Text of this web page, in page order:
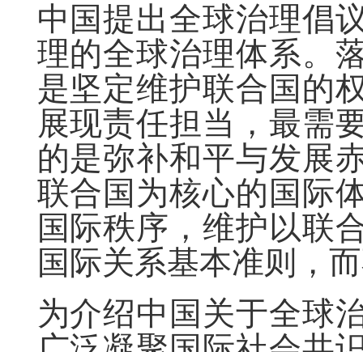
中国提出全球治理倡
理的全球治理体系。
是坚定维护联合国的
展现责任担当，最需
的是弥补和平与发展
联合国为核心的国际
国际秩序，维护以联
国际关系基本准则，
为介绍中国关于全球